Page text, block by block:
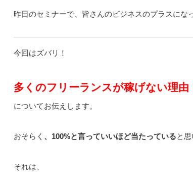
昨日のセミナーで、皆さんのビジネスのプラスにな
今回はズバリ！
多くのフリーランスが稼げない理由
についてお伝えします。
おそらく 、100%と言っていいほど当たっていると
それは、